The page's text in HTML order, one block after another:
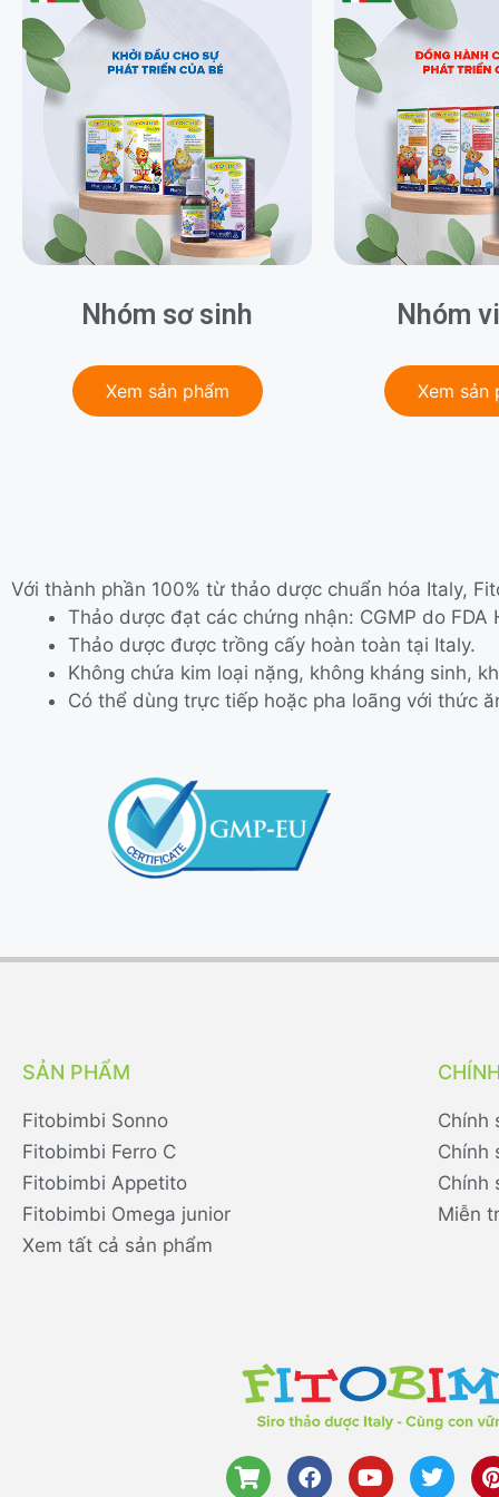
Nhóm sơ sinh
Xem sản phẩm
Nhóm
Xem sản
Với thành phần 100% từ thảo dược chuẩn hóa Italy,
Thảo dược đạt các chứng nhận: CGMP do FDA
Thảo dược được trồng cấy hoàn toàn tại Italy.
Không chứa kim loại nặng, không kháng sinh,
Có thể dùng trực tiếp hoặc pha loãng với thức
SẢN PHẨM
Fitobimbi Sonno
Fitobimbi Ferro C
Fitobimbi Appetito
Fitobimbi Omega junior
Xem tất cả sản phẩm
Chính
Chính
Chính
Miễn